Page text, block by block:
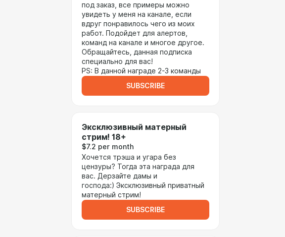
под заказ, все примеры можно
увидеть у меня на канале, если
вдруг понравилось чего из моих
работ. Подойдет для алертов,
команд на канале и многое другое.
Обращайтесь, данная подписка
специально для вас!
PS: В данной награде 2-3 команды
SUBSCRIBE
Эксклюзивный матерный
стрим! 18+
$7.2 per month
Хочется трэша и угара без
цензуры? Тогда эта награда для
вас. Дерзайте дамы и
господа:) Эксклюзивный приватный
матерный стрим!
SUBSCRIBE